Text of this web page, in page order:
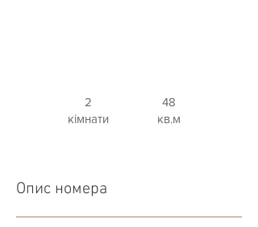
2
кімнати
48
кв.м
Опис номера